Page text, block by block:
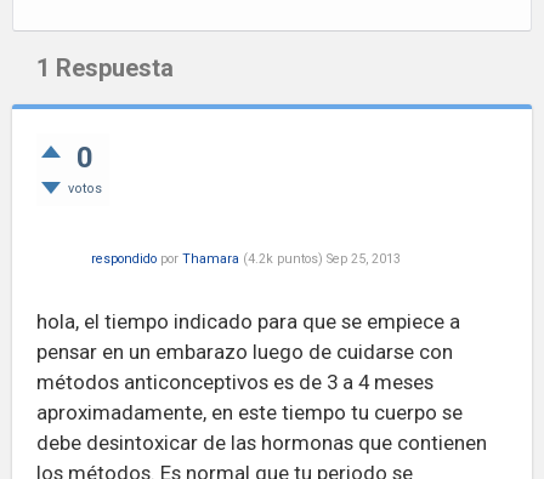
1 Respuesta
0
votos
respondido por Thamara (4.2k puntos) Sep 25, 2013
hola, el tiempo indicado para que se empiece a
pensar en un embarazo luego de cuidarse con
métodos anticonceptivos es de 3 a 4 meses
aproximadamente, en este tiempo tu cuerpo se
debe desintoxicar de las hormonas que contienen
los métodos. Es normal que tu periodo se